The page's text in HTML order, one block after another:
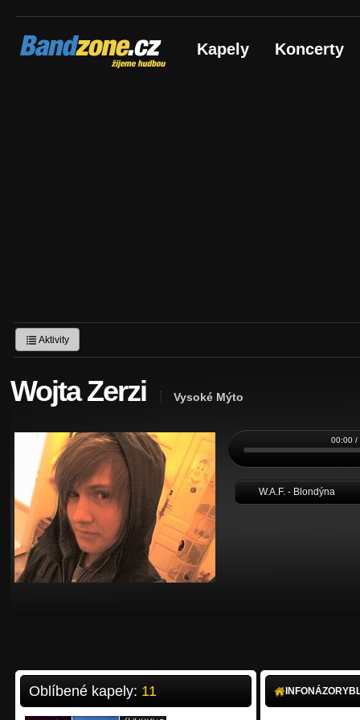
Bandzone.cz
žijeme hudbou Kapely Koncerty
Aktivity
Wojta Zerzi Vysoké Mýto
00:00 /
W.A.F. - Blondýna
Oblíbené kapely: 11 INFONÁZORY